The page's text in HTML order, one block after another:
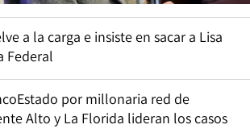
a la carga e insiste en sacar a Lisa
Federal
por millonaria red de
Alto y La Florida lideran los casos